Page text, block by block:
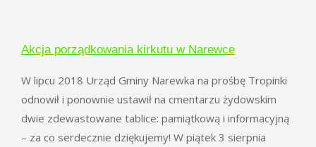
Poezję
Puszczy!!!"
Akcja porządkowania kirkutu w Narewce
W lipcu 2018 Urząd Gminy Narewka na prośbę Tropinki
odnowił i ponownie ustawił na cmentarzu żydowskim
dwie zdewastowane tablice: pamiątkową i informacyjną
– za co serdecznie dziękujemy! W piątek 3 sierpnia